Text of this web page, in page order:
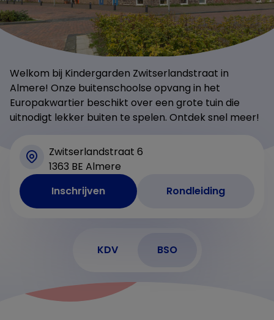
Welkom bij Kindergarden Zwitserlandstraat in
Almere! Onze buitenschoolse opvang in het
Europakwartier beschikt over een grote tuin die
uitnodigt lekker buiten te spelen. Ontdek snel meer!
Zwitserlandstraat 6
1363 BE Almere
Inschrijven
Rondleiding
KDV BSO